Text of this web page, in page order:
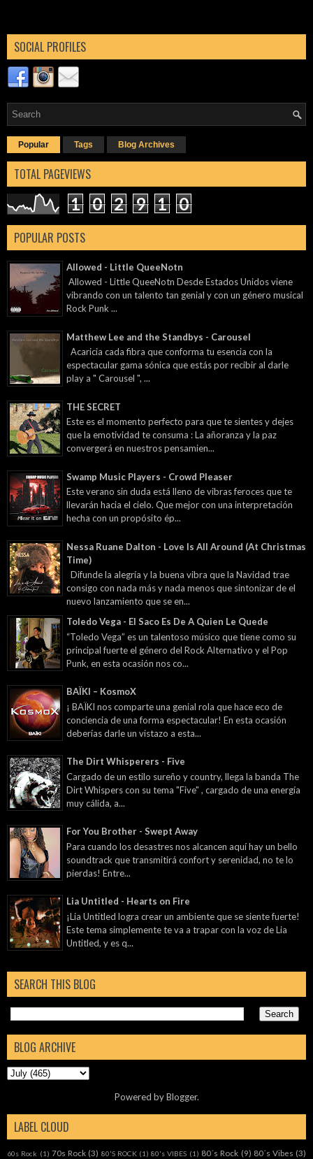
SOCIAL PROFILES
Popular Tags Blog Archives
TOTAL PAGEVIEWS
1 0 2 9 1 0
POPULAR POSTS
Allowed - Little QueeNotn
Allowed - Little QueeNotn Desde Estados Unidos viene
vibrando con un talento tan genial y con un género musical
Rock Punk ...
Matthew Lee and the Standbys - Carousel
Acaricia cada fibra que conforma tu esencia con la
espectacular gama sónica que estás por recibir al darle
play a " Carousel ", ...
THE SECRET
Este es el momento perfecto para que te sientes y dejes
que la emotividad te consuma : La añoranza y la paz
convergerá en nuestros pensamien...
Swamp Music Players - Crowd Pleaser
Este verano sin duda está lleno de vibras feroces que te
llevarán hacia el cielo. Que mejor con una interpretación
hecha con un propósito ép...
Nessa Ruane Dalton - Love Is All Around (At Christmas
Time)
Difunde la alegría y la buena vibra que la Navidad trae
consigo con nada más y nada menos que sintonizar de el
nuevo lanzamiento que se en...
Toledo Vega - El Saco Es De A Quien Le Quede
“Toledo Vega” es un talentoso músico que tiene como su
principal fuerte el género del Rock Alternativo y el Pop
Punk, en esta ocasión nos co...
BAÏKI – KosmoX
¡ BAÏKI nos comparte una genial rola que hace eco de
conciencia de una forma espectacular! En esta ocasión
deberías darle un vistazo a esta...
The Dirt Whisperers - Five
Cargado de un estilo sureño y country, llega la banda The
Dirt Whispers con su tema "Five" , cargado de una energía
muy cálida, a...
For You Brother - Swept Away
Para cuando los desastres nos alcancen aquí hay un bello
soundtrack que transmitirá confort y serenidad, no te lo
pierdas! Entre...
Lia Untitled - Hearts on Fire
¡Lia Untitled logra crear un ambiente que se siente fuerte!
Este tema simplemente te va a trapar con la voz de Lia
Untitled, y es q...
SEARCH THIS BLOG
BLOG ARCHIVE
Powered byBlogger.
LABEL CLOUD
60s Rock (1) 70s Rock (3) 80'S ROCK (1) 80's VIBES (1) 80´s Rock (9) 80´s Vibes (3)